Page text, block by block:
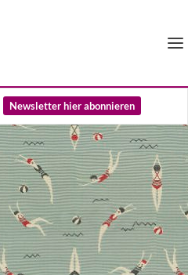
Newsletter hier abonnieren